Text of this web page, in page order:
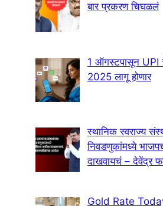
बार प्रकरण चिघळलं
1 ऑगस्टपासून UPI
2025 लागू होणार
स्थानिक स्वराज्य
निवडणुकांमध्ये भाजपचं
दाखवायचं – देवेंद्र
Gold Rate Today: